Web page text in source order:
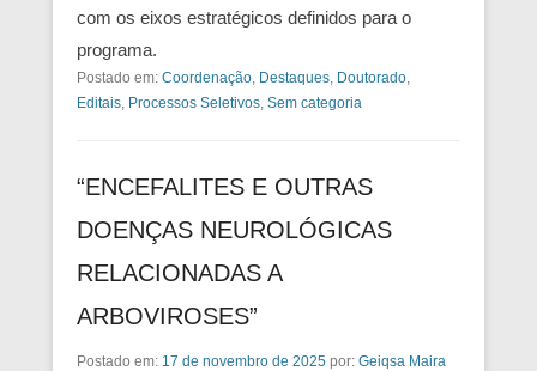
com os eixos estratégicos definidos para o
programa.
Postado em: Coordenação, Destaques, Doutorado,
Editais, Processos Seletivos, Sem categoria
“ENCEFALITES E OUTRAS
DOENÇAS NEUROLÓGICAS
RELACIONADAS A
ARBOVIROSES”
Postado em: 17 de novembro de 2025 por: Geiqsa Maira